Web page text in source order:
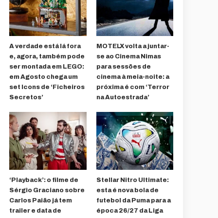
A verdade está lá fora
e, agora, também pode
ser montada em LEGO:
em Agosto chega um
set Icons de ‘Ficheiros
Secretos’
MOTELX volta a juntar-
se ao Cinema Nimas
para sessões de
cinema à meia-noite: a
próxima é com ‘Terror
na Autoestrada’
‘Playback’: o filme de
Sérgio Graciano sobre
Carlos Paião já tem
trailer e data de
Stellar Nitro Ultimate:
esta é nova bola de
futebol da Puma para a
época 26/27 da Liga